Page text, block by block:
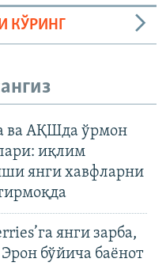
КЎРИНГ
ва АҚШда ўрмон
иқлим
янги хавфларни
янги зарба,
бўйича баёнот